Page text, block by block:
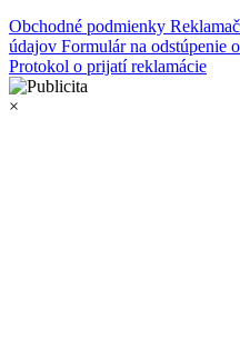
Obchodné podmienky
údajov Formulár na odstúpenie
Protokol o prijatí reklamácie
×